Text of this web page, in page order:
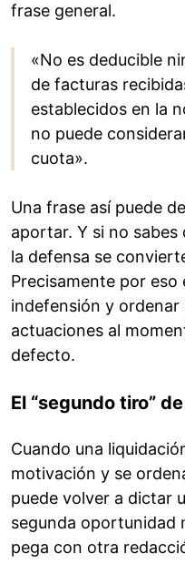
frase general.
«No es deducible
de facturas
establecidos en la
no puede
cuota».
Una frase así puede
aportar. Y si no
la defensa se
Precisamente por eso
indefensión y
actuaciones al
defecto.
El “segundo tiro”
Cuando una
motivación y se
puede volver a dictar
segunda oportunidad
pega con otra